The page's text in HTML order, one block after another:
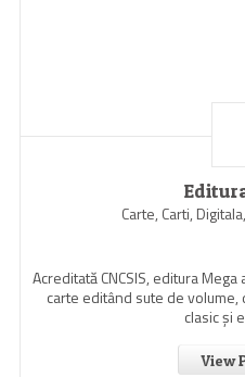
Carte, Carti,
Acreditată CNCSIS, editura
carte editând sute de
clasic şi
View